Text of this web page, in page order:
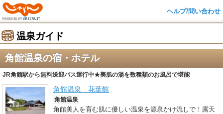
ヘルプ/問い合わせ
温泉ガイド
角館温泉の宿・ホテル
JR角館駅から無料送迎バス運行中★美肌の湯を数種類のお風呂で堪能
角館温泉 花葉館
角館温泉
角館美人を育む肌に優しい温泉を源泉かけ流しで！露天